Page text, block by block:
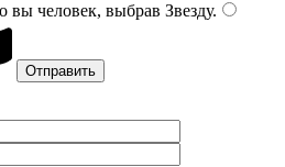
вы человек, выбрав Звезду.